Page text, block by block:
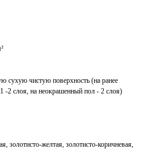
сухую чистую поверхность (на ранее
-2 слоя, на неокрашенный пол - 2 слоя)
золотисто-желтая, золотисто-коричневая,